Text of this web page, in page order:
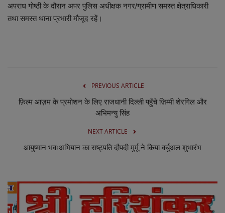
E-Paper
अपराध गोष्ठी के दौरान अपर पुलिस अधीक्षक नगर/ग्रामीण समस्त क्षेत्राधिकारी
तथा समस्त थाना प्रभारी मौजूद रहें।
PREVIOUS ARTICLE
फ़िल्म आज़म के प्रमोशन के लिए राजधानी दिल्ली पहुँचे ज़िम्मी शेरगिल और
अभिमन्यु सिंह
NEXT ARTICLE
आयुष्मान भवःअभियान का राष्ट्पति दौपदी मुर्मू ने किया वर्चुअल शुभारंभ